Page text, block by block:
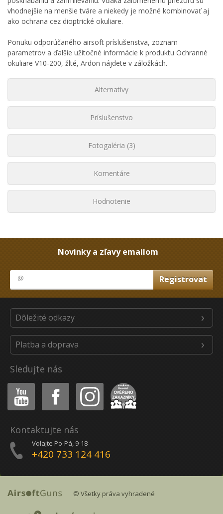
vhodnejšie na menšie tváre a niekedy je možné kombinovať aj
ako ochrana cez dioptrické okuliare.
Ponuku odporúčaného airsoft príslušenstva, zoznam
parametrov a ďalšie užitočné informácie k produktu Ochranné
okuliare V10-200, žlté, Ardon nájdete v záložkách.
Alternatívy
Príslušenstvo
Fotogaléria (3)
Komentáre
Hodnotenie
Novinky a zľavy emailom
Dôležité odkazy
Platba a doprava
Sledujte nás
Youtube Facebook Instagram Heureka
Kontaktujte nás
Volajte Po-Pá, 9-18
+420 733 124 416
© Všetky práva vyhradené